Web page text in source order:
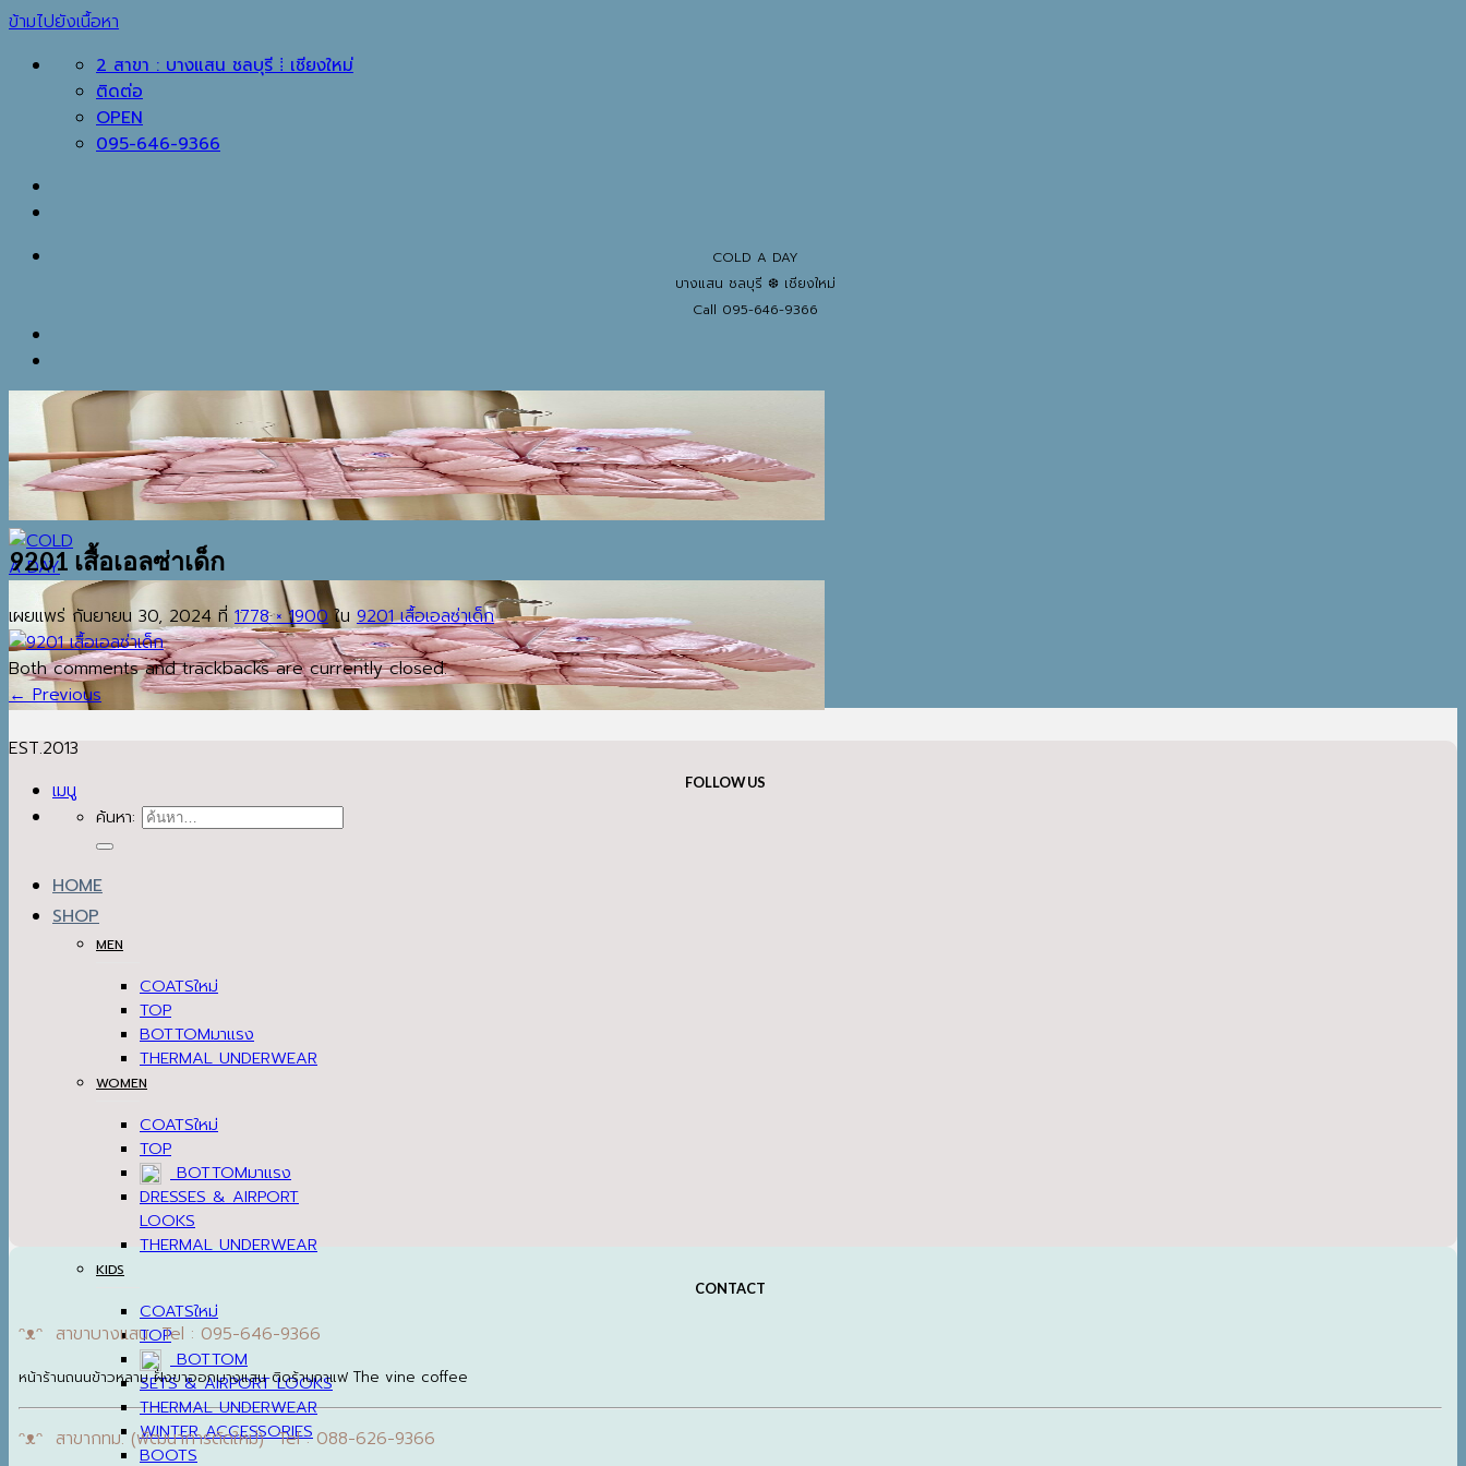
ข้ามไปยังเนื้อหา
2 สาขา : บางแสน ชลบุรี ⁞ เชียงใหม่
ติดต่อ
OPEN
095-646-9366
COLD A DAY
บางแสน ชลบุรี ❆ เชียงใหม่
Call 095-646-9366
EST.2013
เมนู
ค้นหา:
HOME
SHOP
MEN
COATS
TOP
BOTTOM
THERMAL UNDERWEAR
WOMEN
COATS
TOP
BOTTOM
DRESSES & AIRPORT
LOOKS
THERMAL UNDERWEAR
KIDS
COATS
TOP
BOTTOM
SETS & AIRPORT LOOKS
THERMAL UNDERWEAR
WINTER ACCESSORIES
BOOTS
9201 เสื้อเอลซ่าเด็ก
เผยแพร่ กันยายน 30, 2024 ที่ 1778 × 1900 ใน 9201 เสื้อเอลซ่าเด็ก
Both comments and trackbacks are currently closed.
← Previous
FOLLOW US
CONTACT
ᵔᴥᵔ สาขาบางแสน Tel : 095-646-9366
หน้าร้านถนนข้าวหลาม ฝั่งขาออกบางแสน ติดร้านกาแฟ The vine coffee
ᵔᴥᵔ สาขากทม. (พัฒนาการตัดใหม่) Tel : 088-626-9366